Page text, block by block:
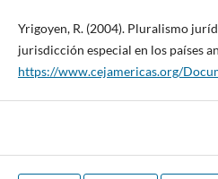
Yrigoyen, R. (2004). Pluralismo
jurisdicción especial en los países
https://www.cejamericas.org/